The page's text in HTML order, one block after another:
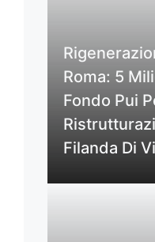
Roma: 5
Fondo Pui
Filanda Di